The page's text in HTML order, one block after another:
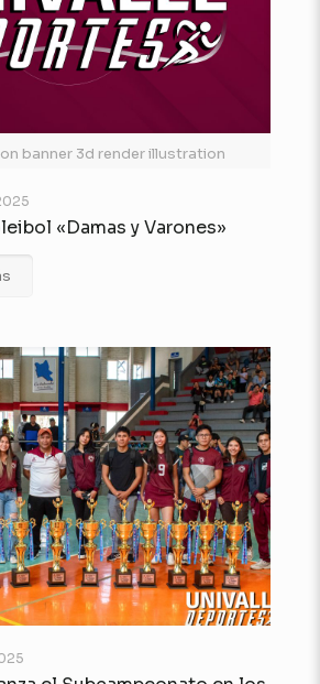
banner 3d render illustration
«Damas y Varones»